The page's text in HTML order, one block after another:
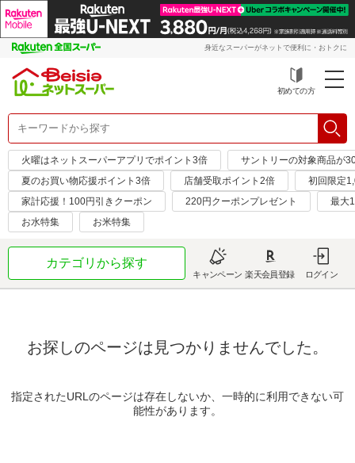
身近なスーパーがネットで便利に・おトクに
初めての方
火曜はネットスーパーアプリでポイント3倍
サントリーの対象商品が
夏のお買い物応援ポイント3倍
店舗受取ポイント2倍
初回限定
家計応援！100円引きクーポン
220円クーポンプレゼント
最大
お水特集
お米特集
カテゴリから探す
キャンペーン 楽天会員登録 ログイン
お探しのページは見つかりませんでした。
指定されたURLのページは存在しないか、一時的に利用できない可
能性があります。